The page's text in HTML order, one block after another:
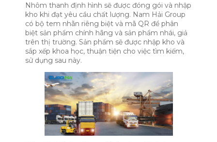
Nhôm thanh định hình sẽ được đóng gói và nhập
kho khi đạt yêu cầu chất lượng. Nam Hải Group
có bộ tem nhãn riêng biệt và mã QR để phân
biệt sản phẩm chính hãng và sản phẩm nhái, giả
trên thị trường. Sản phẩm sẽ được nhập kho và
sắp xếp khoa học, thuận tiện cho việc tìm kiếm,
sử dụng sau này.